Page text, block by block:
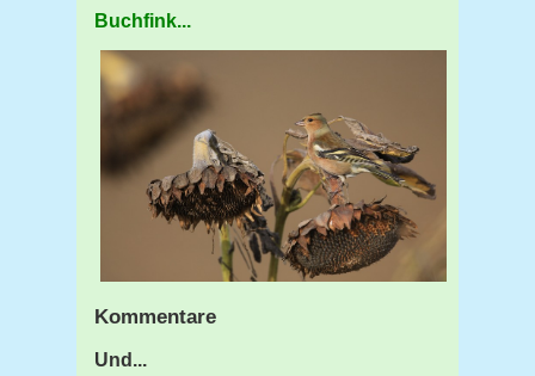
Buchfink...
Kommentare
Und...